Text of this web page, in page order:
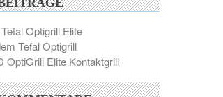
Optigrill Elite
Tefal Optigrill
OptiGrill Elite Kontaktgrill